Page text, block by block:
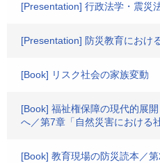
[Presentation] 行政法学・震災
[Presentation] 防災教育におけ
[Book] リスク社会の家族変動
[Book] 福祉権保障の現代的展
へ／第7章「自然災害における
[Book] 教育現場の防災読本／